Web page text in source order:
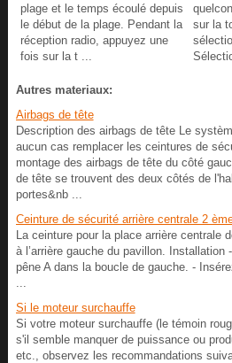
plage et le temps écoulé depuis
le début de la plage. Pendant la
réception radio, appuyez une
fois sur la t ...
sur la
Autres materiaux:
Airbags de tête
Description des airbags de tête Le
aucun cas remplacer les ceintures de
montage des airbags de tête du côté
de tête se trouvent des deux côtés de
portes&nb ...
Ceinture de sécurité arrière centrale 2
La ceinture pour la place arrière centrale
à l’arrière gauche du pavillon.
pêne A dans la boucle de gauche. -
Si le moteur surchauffe
Si votre moteur surchauffe (le témoin
s'il semble manquer de puissance ou
etc., observez les recommandations